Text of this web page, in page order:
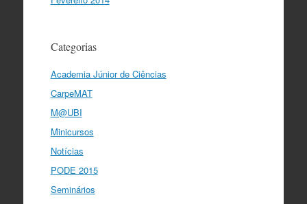
Categorias
Academia Júnior de Ciências
CarpeMAT
M@UBI
Minicursos
Notícias
PODE 2015
Seminários